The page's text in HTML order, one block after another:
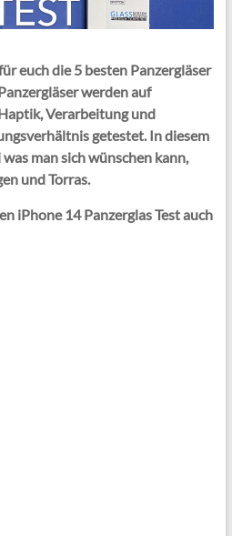
euch die 5 besten Panzergläser
werden auf
Verarbeitung und
getestet. In diesem
man sich wünschen kann,
und Torras.
iPhone 14 Panzerglas Test auch